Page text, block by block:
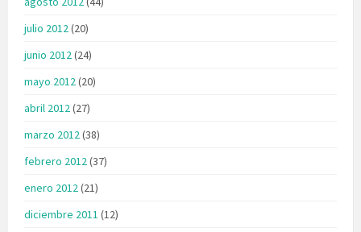
julio 2012(20)
junio 2012(24)
mayo 2012(20)
abril 2012(27)
marzo 2012(38)
febrero 2012(37)
enero 2012(21)
diciembre 2011 (12)